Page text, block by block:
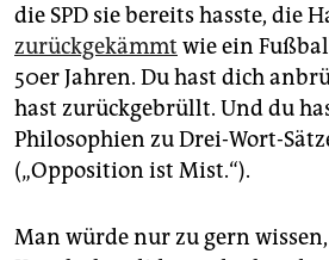
genossenschaft
epaper login
die SPD sie bereits hasste, die
zurückgekämmt wie ein
50er Jahren. Du hast dich
hast zurückgebrüllt. Und du
Philosophien zu Drei-Wort-
(„Opposition ist Mist.“).
Man würde nur zu gern